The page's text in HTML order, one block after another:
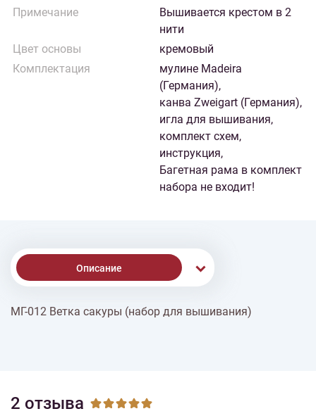
Примечание
Вышивается крестом в 2
нити
Цвет основы
кремовый
Комплектация
мулине Madeira
(Германия),
канва Zweigart (Германия),
игла для вышивания,
комплект схем,
инструкция,
Багетная рама в комплект
набора не входит!
Описание
Доставка
МГ-012 Ветка сакуры (набор для вышивания)
2 отзыва